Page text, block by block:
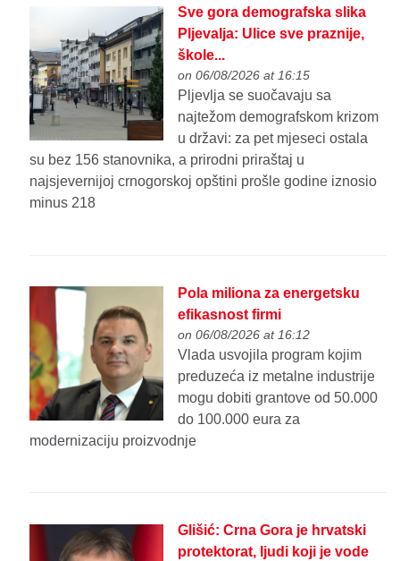
Sve gora demografska slika
Pljevalja: Ulice sve praznije,
škole...
on 06/08/2026 at 16:15
Pljevlja se suočavaju sa
najtežom demografskom krizom
u državi: za pet mjeseci ostala
su bez 156 stanovnika, a prirodni priraštaj u
najsjevernijoj crnogorskoj opštini prošle godine iznosio
minus 218
Pola miliona za energetsku
efikasnost firmi
on 06/08/2026 at 16:12
Vlada usvojila program kojim
preduzeća iz metalne industrije
mogu dobiti grantove od 50.000
do 100.000 eura za
modernizaciju proizvodnje
Glišić: Crna Gora je hrvatski
protektorat, ljudi koji je vodе